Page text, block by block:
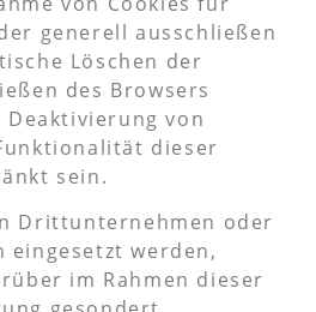
generell ausschließen
Löschen der
des Browsers
von
dieser
sein.
Drittunternehmen oder
eingesetzt werden,
im Rahmen dieser